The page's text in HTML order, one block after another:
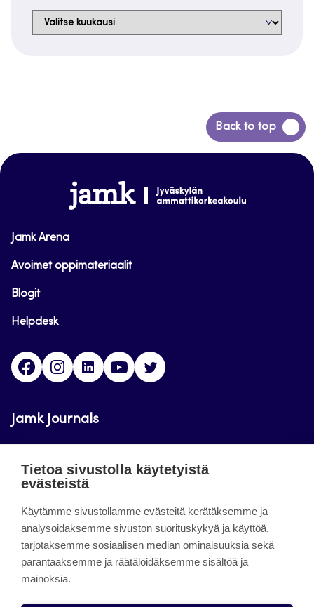
Arkistot
Back to top
Siirry
takaisin
www.jamk.fi
Jamk Arena
Avoimet oppimateriaalit
Blogit
Helpdesk
FacebookInstagram
LinkedInYoutube
Jamk Journals
luettavissa. Verkkolehtien tarkoituksena on tukea
innovaatiotoimintaa.
About the site
Jamkin verkkolehdet
Tietoa sivustolla käytetyistä
evästeistä
Käytämme sivustollamme evästeitä kerätäksemme ja
analysoidaksemme sivuston suorituskykyä ja käyttöä,
tarjotaksemme sosiaalisen median ominaisuuksia sekä
parantaaksemme ja räätälöidäksemme sisältöä ja
mainoksia.